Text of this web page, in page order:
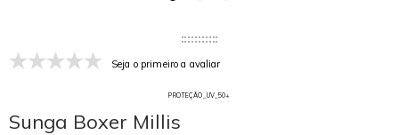
Seja o primeiro a avaliar
PROTEÇÃO_UV_50+
Sunga Boxer Millis